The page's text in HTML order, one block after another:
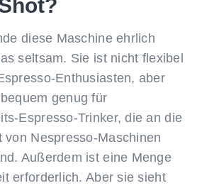
diese Maschine ehrlich
seltsam. Sie ist nicht flexibel
Enthusiasten, aber
genug für
Espresso-Trinker, die an die
von Nespresso-Maschinen
Außerdem ist eine Menge
erforderlich. Aber sie sieht